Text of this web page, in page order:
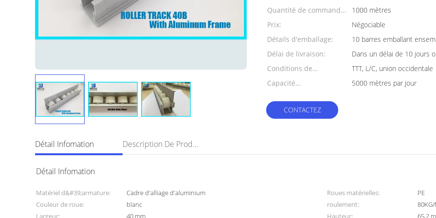
Quantité de commande
min:
1000 mètres
Prix:
Négociable
Détails d'emballage:
10 barres emballant
Délai de livraison:
Dans un délai de 10 jours
Conditions de
paiement:
TTT, L/C, union occidentale
Capacité
5000 mètres par jour
CONTACTEZ
Détail Infomation Description De Produit
Détail Infomation
Matériel d&#39;armature: Cadre d'alliage d'aluminium Roues matérielles:
PE
Couleur de roue:
blanc roulement:
Largeur:
40 mm Hauteur: 65,2